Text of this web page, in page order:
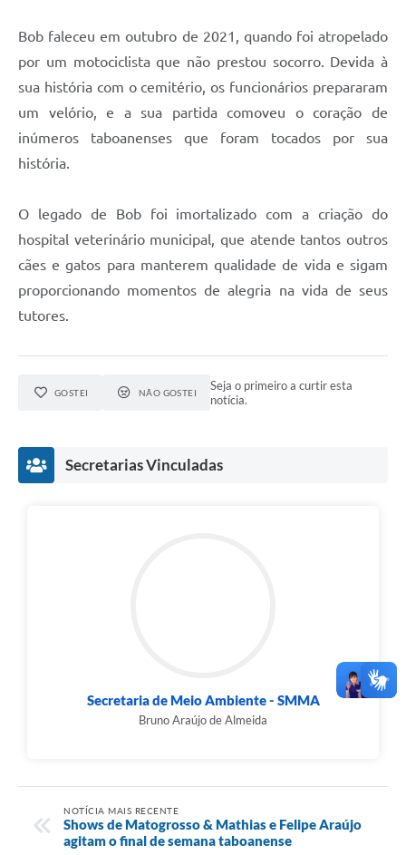
Bob faleceu em outubro de 2021, quando foi atropelado
por um motociclista que não prestou socorro. Devida à
sua história com o cemitério, os funcionários prepararam
um velório, e a sua partida comoveu o coração de
inúmeros taboanenses que foram tocados por sua
história.
O legado de Bob foi imortalizado com a criação do
hospital veterinário municipal, que atende tantos outros
cães e gatos para manterem qualidade de vida e sigam
proporcionando momentos de alegria na vida de seus
tutores.
GOSTEI NÃO GOSTEI
Seja o primeiro a curtir esta
notícia.
Secretarias Vinculadas
Secretaria de Meio Ambiente - SMMA
Bruno Araújo de Almeida
NOTÍCIA MAIS RECENTE
Shows de Matogrosso & Mathias e Felipe Araújo
agitam o final de semana taboanense